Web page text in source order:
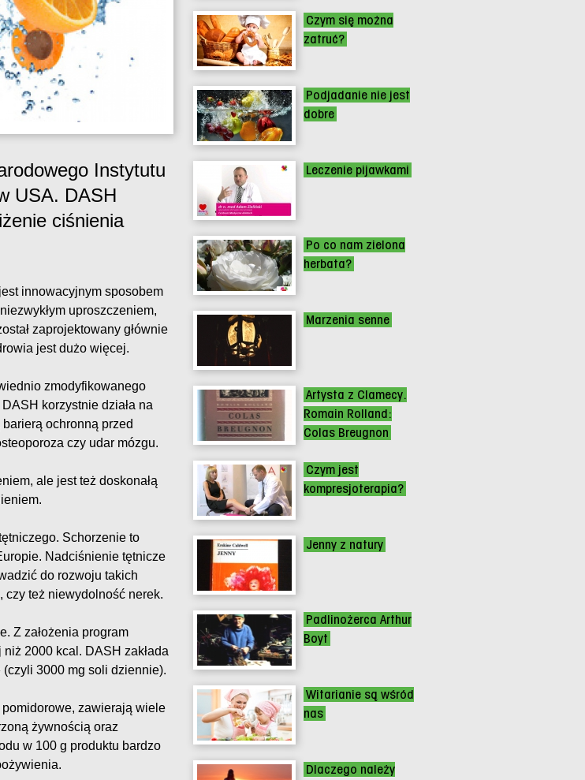
Instytutu
USA. DASH
ciśnienia
innowacyjnym sposobem
uproszczeniem,
zaprojektowany głównie
jest dużo więcej.
zmodyfikowanego
korzystnie działa na
ochronną przed
czy udar mózgu.
ale jest też doskonałą
Schorzenie to
Nadciśnienie tętnicze
do rozwoju takich
czy też niewydolność nerek.
Z założenia program
2000 kcal. DASH zakłada
3000 mg soli dziennie).
zawierają wiele
żywnością oraz
w 100 g produktu bardzo
Czym się można
zatruć?
Podjadanie nie jest
dobre
Leczenie pijawkami
Po co nam zielona
herbata?
Marzenia senne
Artysta z Clamecy.
Romain Rolland:
Colas Breugnon
Czym jest
kompresjoterapia?
Jenny z natury
Padlinożerca Arthur
Boyt
Witarianie są wśród
nas
Dlaczego należy